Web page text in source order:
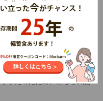
性に限らず、肌の弱い男性
寧だったため、こちらの記